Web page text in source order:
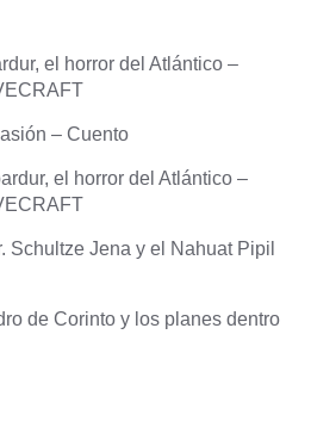
el horror del Atlántico –
– Cuento
el horror del Atlántico –
Schultze Jena y el Nahuat Pipil
de Corinto y los planes dentro